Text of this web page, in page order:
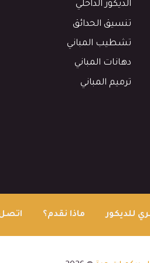
الديكور الداخلي
تنسيق الحدائق
تشطيب المباني
دهانات المباني
ترميم المباني
للديكور ماذا نقدم؟ اتصل